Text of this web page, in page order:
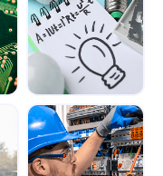
Module 3 -
Manipuler les
principales for...